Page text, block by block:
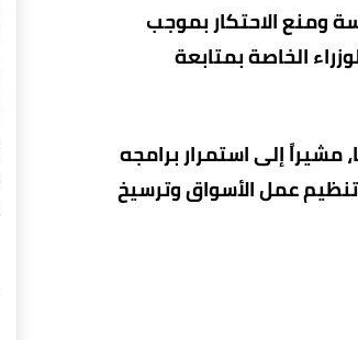
ومنع الاحتكار بموجب
رئيس مجلس الوزراء الخاصة بمتابعة
مشيراً إلى استمرار برامجه
تنظيم عمل الأسواق وترسيخ